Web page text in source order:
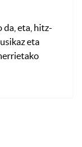
eta, hitz-
eta